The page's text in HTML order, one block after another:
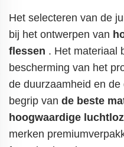
Het selecteren van de
bij het ontwerpen van
flessen . Het materiaal
bescherming van het
de duurzaamheid en
begrip van de beste
hoogwaardige
merken